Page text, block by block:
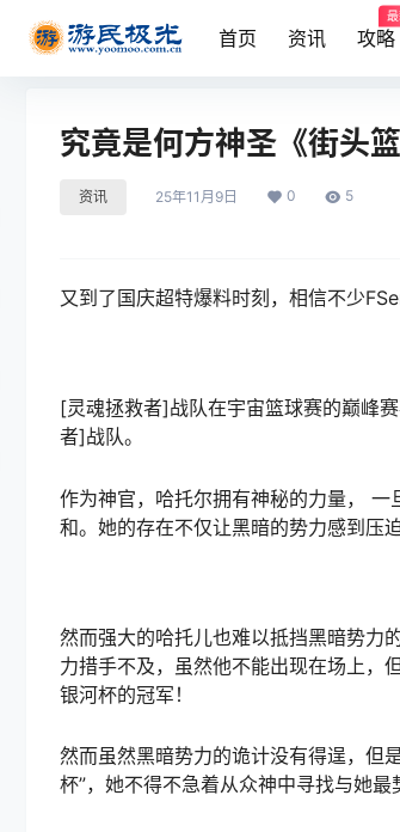
首页 资讯 攻略
究竟是何方神圣《街头
资讯 25年11月9日 0 5
又到了国庆超特爆料时刻，相信不少
[灵魂拯救者]战队在宇宙篮球赛的巅峰
者]战队。
作为神官，哈托尔拥有神秘的力量，
和。她的存在不仅让黑暗的势力感到压
然而强大的哈托儿也难以抵挡黑暗势力
力措手不及，虽然他不能出现在场上，
银河杯的冠军！
然而虽然黑暗势力的诡计没有得逞，但
杯”，她不得不急着从众神中寻找与她